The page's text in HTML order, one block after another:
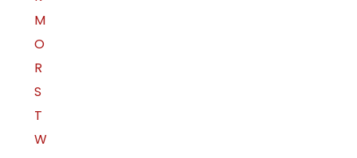
M
O
R
S
T
W